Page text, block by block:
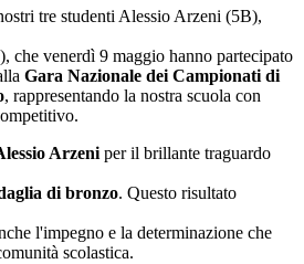
tre studenti Alessio Arzeni (5B),
che venerdì 9 maggio hanno partecipato
Gara Nazionale dei Campionati di
, rappresentando la nostra scuola con
Arzeni per il brillante traguardo
di bronzo. Questo risultato
l'impegno e la determinazione che
scolastica.